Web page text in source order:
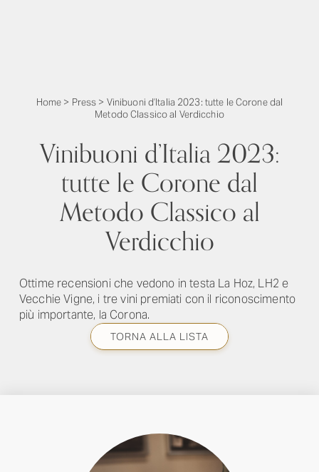
Home > Press > Vinibuoni d’Italia 2023: tutte le Corone dal
Metodo Classico al Verdicchio
Vinibuoni d’Italia 2023:
tutte le Corone dal
Metodo Classico al
Verdicchio
Ottime recensioni che vedono in testa La Hoz, LH2 e
Vecchie Vigne, i tre vini premiati con il riconoscimento
più importante, la Corona.
TORNA ALLA LISTA